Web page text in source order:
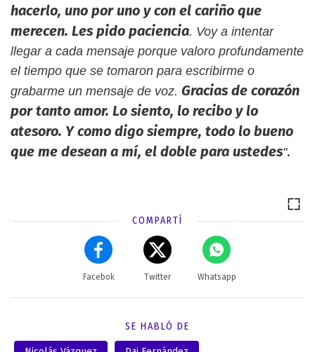
hacerlo, uno por uno y con el cariño que
merecen. Les pido paciencia. Voy a intentar
llegar a cada mensaje porque valoro profundamente
el tiempo que se tomaron para escribirme o
grabarme un mensaje de voz. Gracias de corazón
por tanto amor. Lo siento, lo recibo y lo
atesoro. Y como digo siempre, todo lo bueno
que me desean a mí, el doble para ustedes".
COMPARTÍ
Facebok Twitter Whatsapp
SE HABLÓ DE